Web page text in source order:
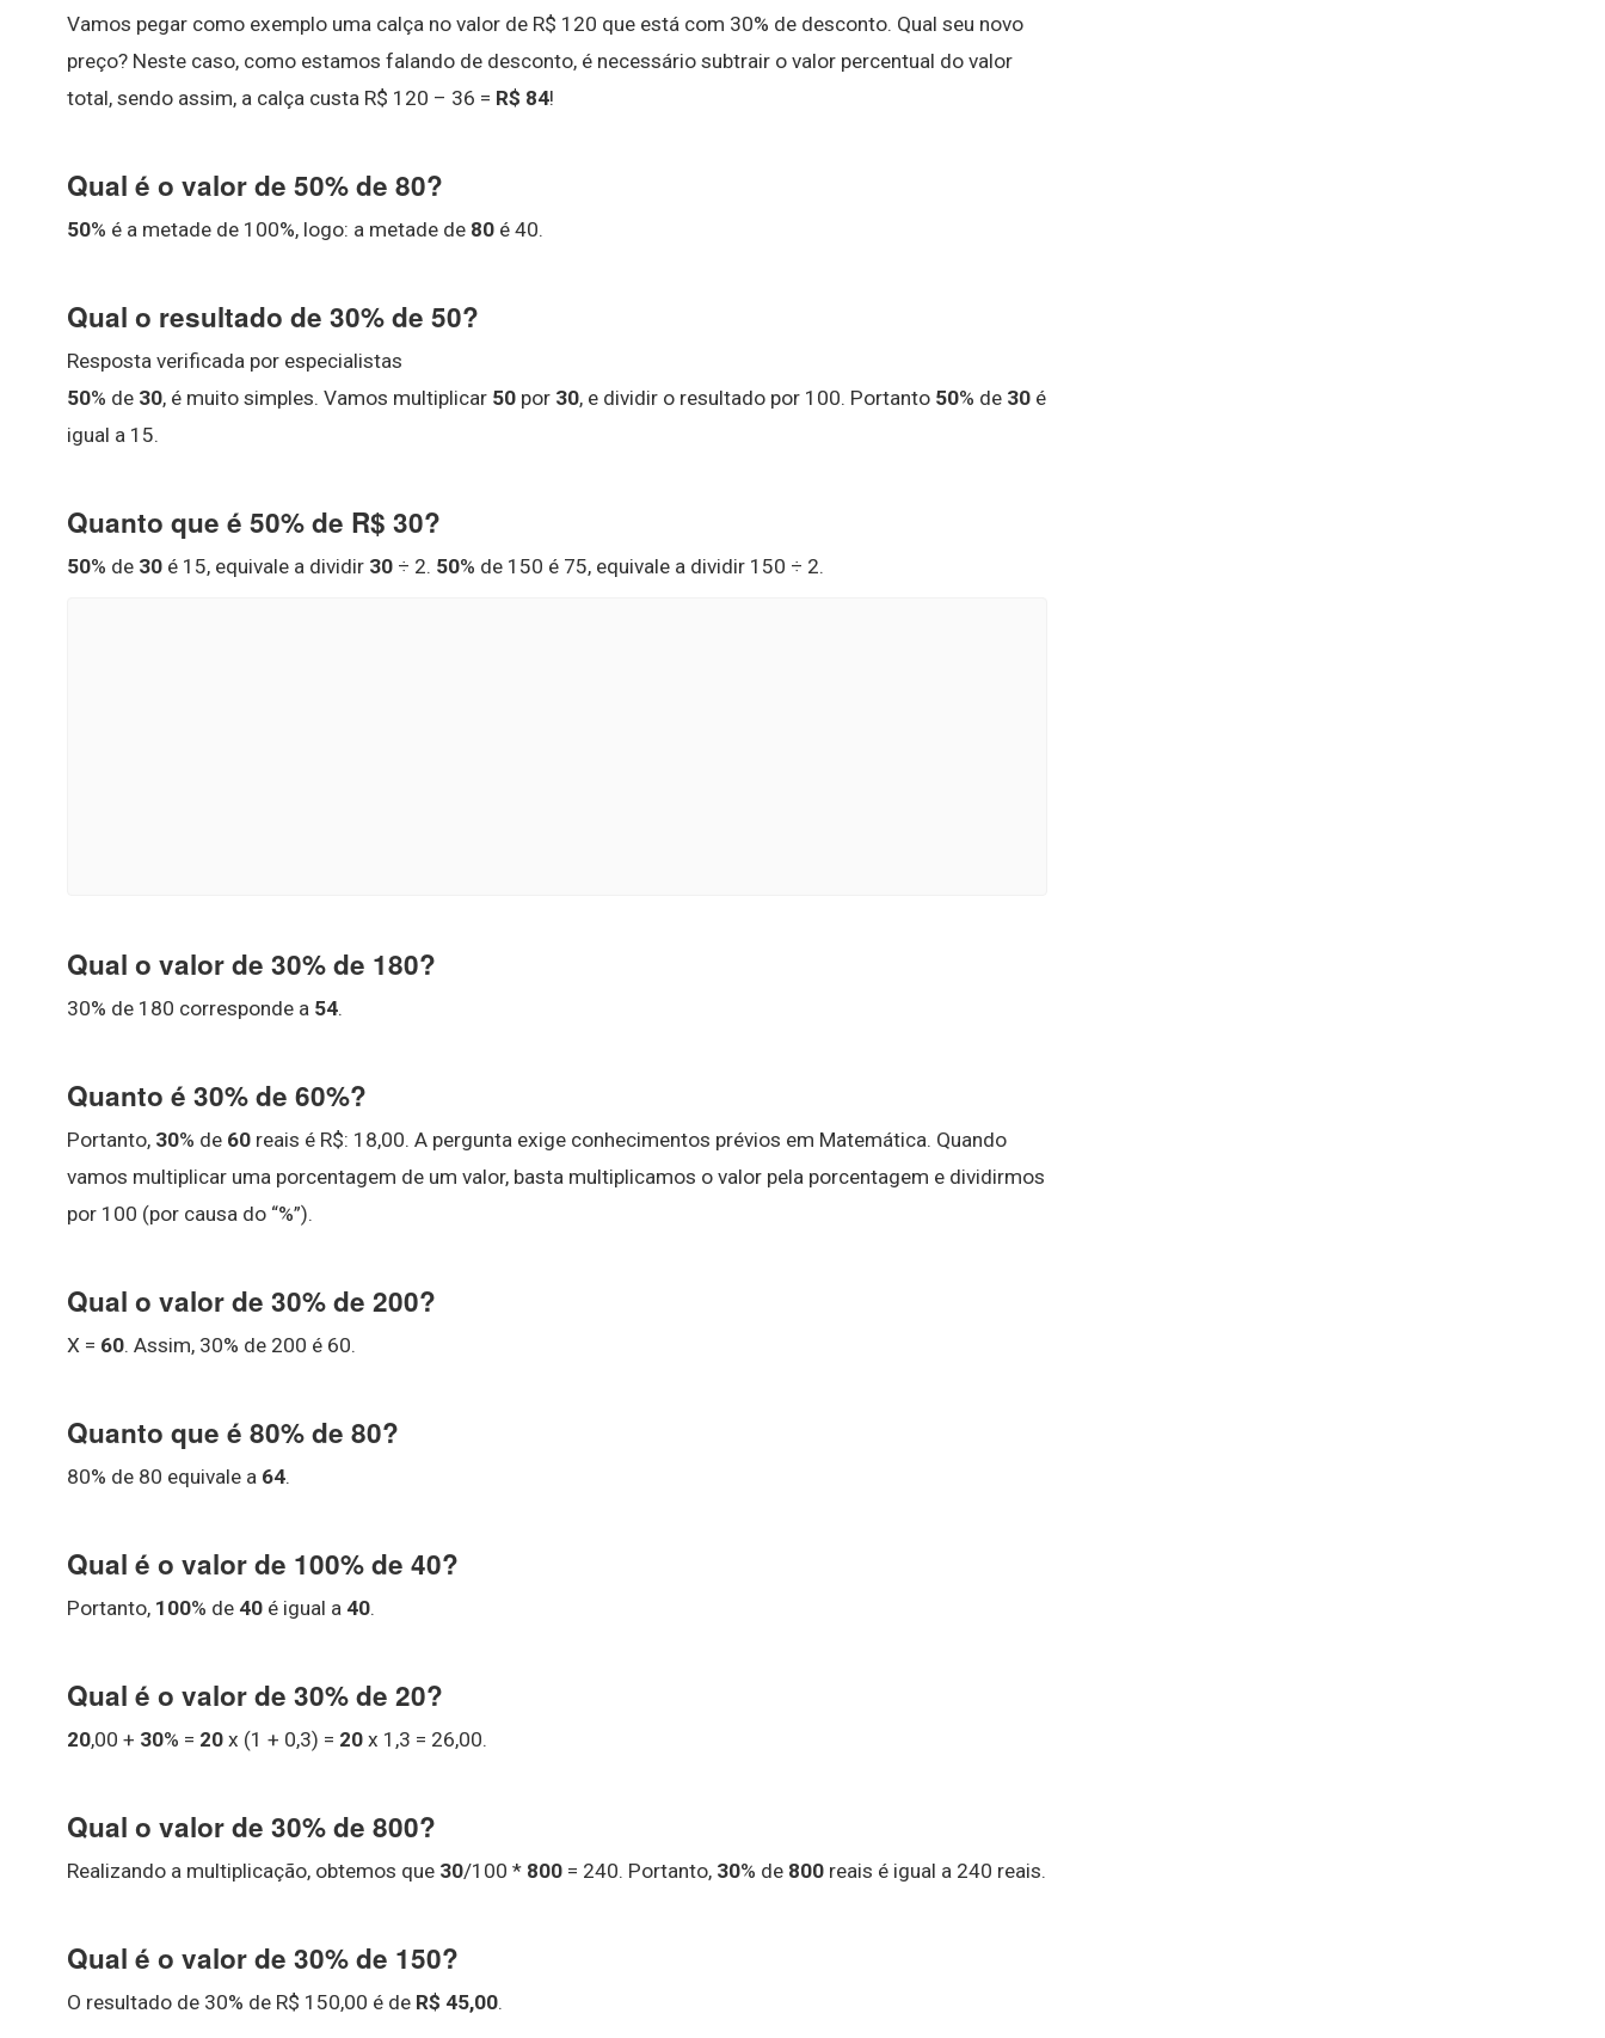
Vamos pegar como exemplo uma calça no valor de R$ 120 que está com 30% de desconto. Qual seu novo
preço? Neste caso, como estamos falando de desconto, é necessário subtrair o valor percentual do valor
total, sendo assim, a calça custa R$ 120 – 36 = R$ 84!
Qual é o valor de 50% de 80?
50% é a metade de 100%, logo: a metade de 80 é 40.
Qual o resultado de 30% de 50?
Resposta verificada por especialistas
50% de 30, é muito simples. Vamos multiplicar 50 por 30, e dividir o resultado por 100. Portanto 50% de 30 é
igual a 15.
Quanto que é 50% de R$ 30?
50% de 30 é 15, equivale a dividir 30 ÷ 2. 50% de 150 é 75, equivale a dividir 150 ÷ 2.
Qual o valor de 30% de 180?
30% de 180 corresponde a 54.
Quanto é 30% de 60%?
Portanto, 30% de 60 reais é R$: 18,00. A pergunta exige conhecimentos prévios em Matemática. Quando
vamos multiplicar uma porcentagem de um valor, basta multiplicamos o valor pela porcentagem e dividirmos
por 100 (por causa do “%”).
Qual o valor de 30% de 200?
X = 60. Assim, 30% de 200 é 60.
Quanto que é 80% de 80?
80% de 80 equivale a 64.
Qual é o valor de 100% de 40?
Portanto, 100% de 40 é igual a 40.
Qual é o valor de 30% de 20?
20,00 + 30% = 20 x (1 + 0,3) = 20 x 1,3 = 26,00.
Qual o valor de 30% de 800?
Realizando a multiplicação, obtemos que 30/100 * 800 = 240. Portanto, 30% de 800 reais é igual a 240 reais.
Qual é o valor de 30% de 150?
O resultado de 30% de R$ 150,00 é de R$ 45,00.